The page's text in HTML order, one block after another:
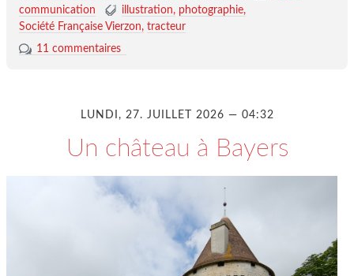
communication
illustration
photographie
Société Française Vierzon tracteur
11 commentaires
LUNDI, 27. JUILLET 2026 — 04:32
Un château à Bayers